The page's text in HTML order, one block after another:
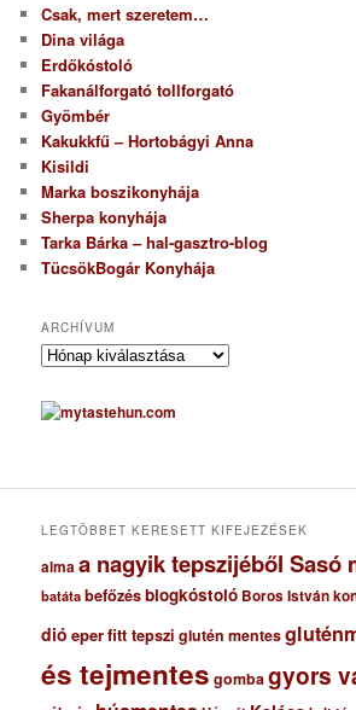
Csak, mert szeretem…
Dina világa
Erdőkóstoló
Fakanálforgató tollforgató
Gyömbér
Kakukkfű – Hortobágyi Anna
Kisildi
Marka boszikonyhája
Sherpa konyhája
Tarka Bárka – hal-gasztro-blog
TücsökBogár Konyhája
ARCHÍVUM
A
c
h
u
LEGTÖBBET KERESETT KIFEJEZÉSEK
almaa nagyik tepszijéből Sasó
batáta befőzésblogkóstoló Boros István
dió eperfitt tepszi glutén mentes
és tejmentes gombagyors